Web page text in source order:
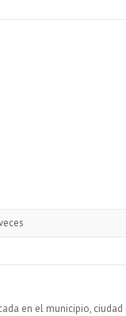
en el municipio, ciudad